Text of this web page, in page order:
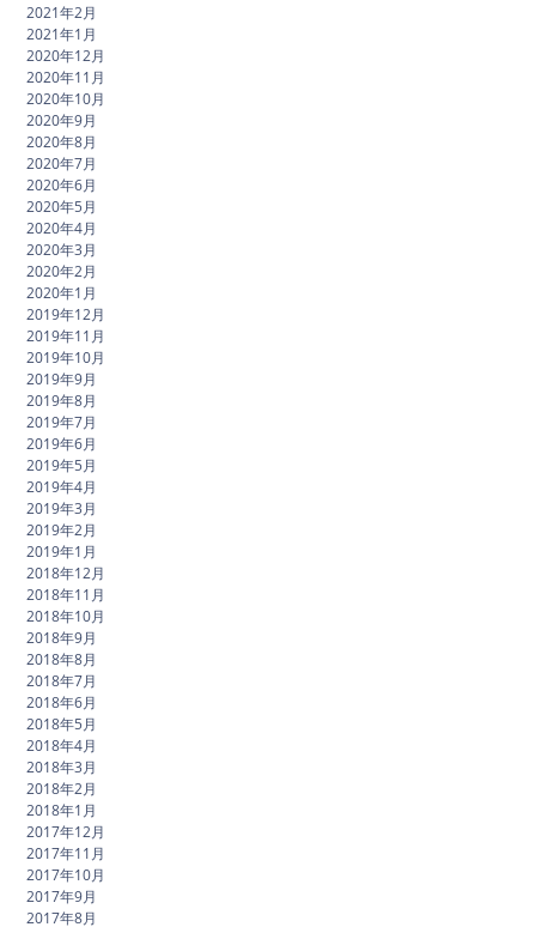
2021年2月
2021年1月
2020年12月
2020年11月
2020年10月
2020年9月
2020年8月
2020年7月
2020年6月
2020年5月
2020年4月
2020年3月
2020年2月
2020年1月
2019年12月
2019年11月
2019年10月
2019年9月
2019年8月
2019年7月
2019年6月
2019年5月
2019年4月
2019年3月
2019年2月
2019年1月
2018年12月
2018年11月
2018年10月
2018年9月
2018年8月
2018年7月
2018年6月
2018年5月
2018年4月
2018年3月
2018年2月
2018年1月
2017年12月
2017年11月
2017年10月
2017年9月
2017年8月